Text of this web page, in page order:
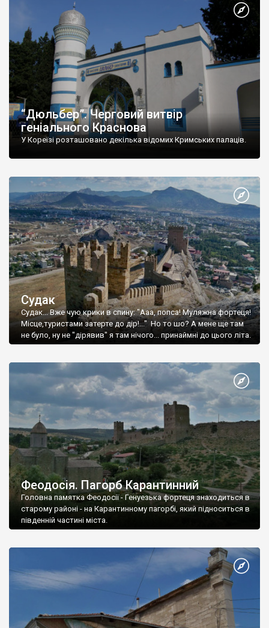
“Дюльбер”. Черговий витвір
геніального Краснова
У Кореїзі розташовано декілька відомих Кримських палаців.
Судак
Судак... Вже чую крики в спину: "Ааа, попса! Муляжна фортеця!
Місце,туристами затерте до дір!..." Но то шо? А мене ще там
не було, ну не "дірявив" я там нічого... принаймні до цього літа.
Феодосія. Пагорб Карантинний
Головна памятка Феодосії - Генуезька фортеця знаходиться в
старому районі - на Карантинному пагорбі, який підноситься в
південній частині міста.